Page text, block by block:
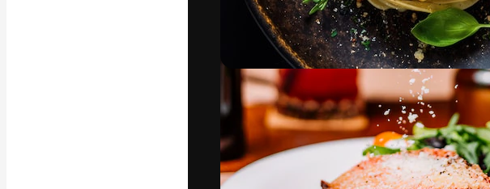
Copyright © 2010-2026Freepik Company